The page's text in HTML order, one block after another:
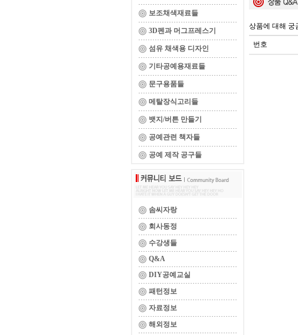
보조채색재료들
3D펜과 머그프레스기
섬유 채색용 디자인
기타공예용재료들
문구용품들
메탈장식고리들
뱃지/버튼 만들기
공예관련 책자들
공예 제작 공구들
솜씨자랑
회사동정
수강생들
Q&A
DIY공예교실
패턴정보
자료정보
해외정보
상품에 대해 궁
번호